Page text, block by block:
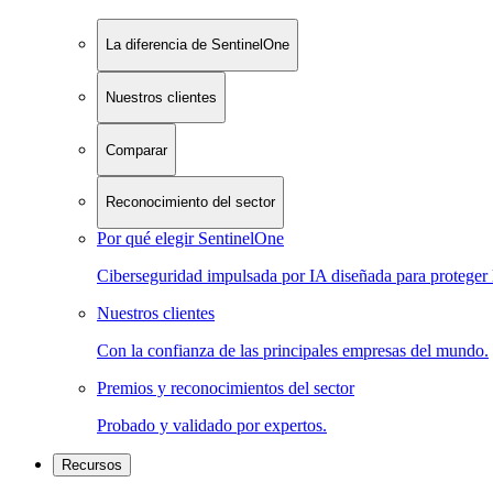
La diferencia de SentinelOne
Nuestros clientes
Comparar
Reconocimiento del sector
Por qué elegir SentinelOne
Ciberseguridad impulsada por IA diseñada para
Nuestros clientes
Con la confianza de las principales empresas del mundo.
Premios y reconocimientos del sector
Probado y validado por expertos.
Recursos